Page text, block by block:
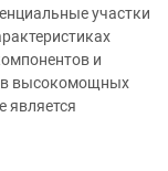
участки
и
в высокомощных
является